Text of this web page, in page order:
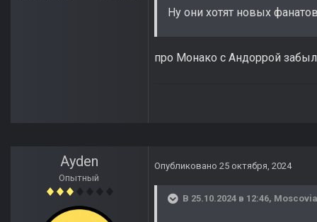
Ну они хотят новых
про Монако с Андоррой забыл
Ayden
Опытный
Опубликовано 25 октября, 2024
В 25.10.2024 в 12:46, Moscovia